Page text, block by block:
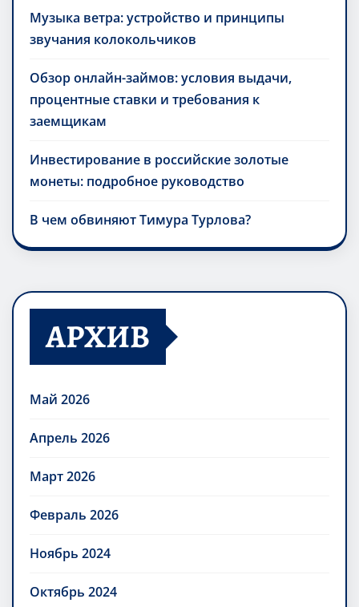
Музыка ветра: устройство и принципы
звучания колокольчиков
Обзор онлайн-займов: условия выдачи,
процентные ставки и требования к
заемщикам
Инвестирование в российские золотые
монеты: подробное руководство
В чем обвиняют Тимура Турлова?
АРХИВ
Май 2026
Апрель 2026
Март 2026
Февраль 2026
Ноябрь 2024
Октябрь 2024